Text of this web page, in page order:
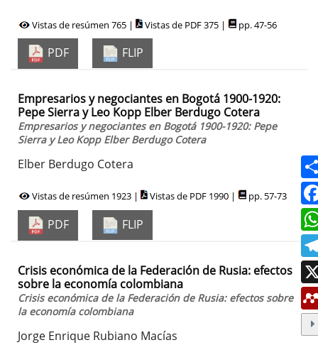
Vistas de resúmen 765 | Vistas de PDF 375 | pp. 47-56
PDF FLIP
Empresarios y negociantes en Bogotá 1900-1920:
Pepe Sierra y Leo Kopp Elber Berdugo Cotera
Empresarios y negociantes en Bogotá 1900-1920: Pepe
Sierra y Leo Kopp Elber Berdugo Cotera
Elber Berdugo Cotera
Vistas de resúmen 1923 | Vistas de PDF 1990 | pp. 57-73
PDF FLIP
Crisis económica de la Federación de Rusia: efectos
sobre la economía colombiana
Crisis económica de la Federación de Rusia: efectos sobre
la economía colombiana
Jorge Enrique Rubiano Macías